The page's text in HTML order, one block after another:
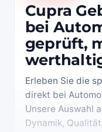
Cupra
bei
geprüft,
Erleben Sie die
direkt bei
Unsere Auswahl
Dynamik,